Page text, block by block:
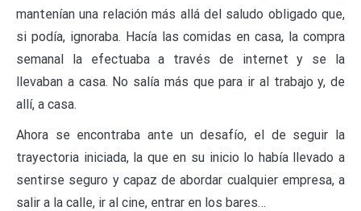
mantenían una relación más allá del saludo obligado que,
si podía, ignoraba. Hacía las comidas en casa, la compra
semanal la efectuaba a través de internet y se la
llevaban a casa. No salía más que para ir al trabajo y, de
allí, a casa.
Ahora se encontraba ante un desafío, el de seguir la
trayectoria iniciada, la que en su inicio lo había llevado a
sentirse seguro y capaz de abordar cualquier empresa, a
salir a la calle, ir al cine, entrar en los bares…